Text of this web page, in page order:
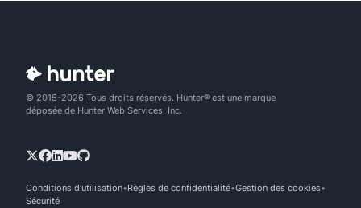
© 2015-2026 Tous droits réservés. Hunter® est une marque
déposée de Hunter Web Services, Inc.
Conditions d'utilisation Règles de confidentialité Gestion des cookies
Sécurité